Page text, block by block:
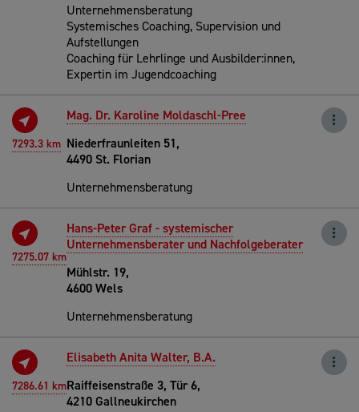
Unternehmensberatung
Systemisches Coaching, Supervision und
Aufstellungen
Coaching für Lehrlinge und Ausbilder:innen,
Expertin im Jugendcoaching
7293.3 km
Mag. Dr. Karoline Moldaschl-Pree
Niederfraunleiten 51,
4490 St. Florian
Unternehmensberatung
7275.07 km
Hans-Peter Graf - systemischer
Unternehmensberater und Nachfolgeberater
Mühlstr. 19,
4600 Wels
Unternehmensberatung
7286.61 km
Elisabeth Anita Walter, B.A.
Raiffeisenstraße 3, Tür 6,
4210 Gallneukirchen